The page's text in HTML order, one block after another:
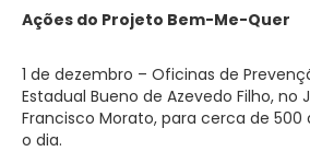
Ações do Projeto Bem-Me-Quer
1 de dezembro – Oficinas de
Estadual Bueno de Azevedo Filho, no
Francisco Morato, para cerca de
o dia.